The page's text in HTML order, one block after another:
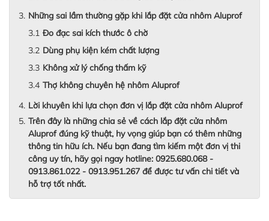
Những sai lầm thường gặp khi lắp đặt cửa nhôm Aluprof
Đo đạc sai kích thước ô chờ
Dùng phụ kiện kém chất lượng
Không xử lý chống thấm kỹ
Thợ không chuyên hệ nhôm Aluprof
Lời khuyên khi lựa chọn đơn vị lắp đặt cửa nhôm Aluprof
Trên đây là những chia sẻ về cách lắp đặt cửa nhôm
Aluprof đúng kỹ thuật, hy vọng giúp bạn có thêm những
thông tin hữu ích. Nếu bạn đang tìm kiếm một đơn vị thi
công uy tín, hãy gọi ngay hotline: 0925.680.068 -
0913.861.022 - 0913.951.267 để được tư vấn chi tiết và
hỗ trợ tốt nhất.